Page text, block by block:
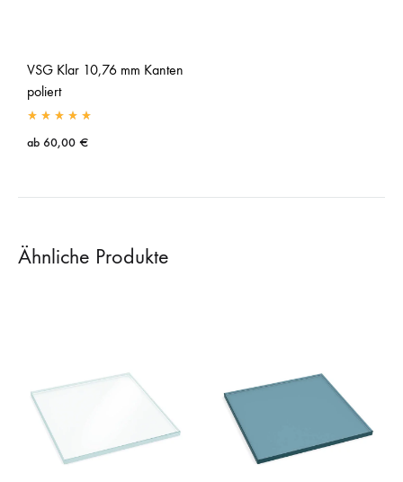
VSG Klar 10,76 mm Kanten
poliert
ab 60,00 €
Ähnliche Produkte